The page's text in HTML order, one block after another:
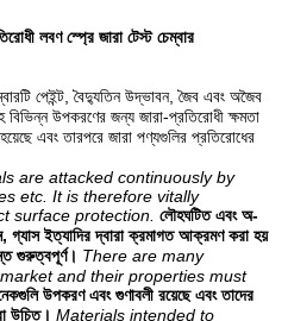
লবণ স্প্রে জারা টেস্ট চেম্বার
পেইন্ট, বৈদ্যুতিন উদ্ভাবন, জৈব এবং অজৈব
বিভিন্ন উপকরণের জন্য জারা-প্রতিরোধী ক্ষমতা
হয়েছে এবং তারপরে জারা পণ্যগুলির প্রতিরোধের
are attacked continuously by
etc. It is therefore vitally
surface protection. লৌহঘটিত এবং অ-
গ্যাস ইত্যাদির দ্বারা ক্রমাগত আক্রমণ করা হয়
গুরুত্বপূর্ণ। There are many
and their properties must
উপকরণ এবং গুণাবলী রয়েছে এবং তাদের
উচিত। Materials intended to